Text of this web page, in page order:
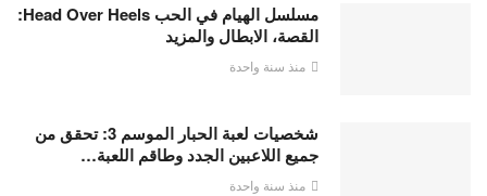
مسلسل الهيام في الحب Head Over Heels:
القصة، الابطال والمزيد
منذ سنة واحدة
شخصيات لعبة الحبار الموسم 3: تحقق من
جميع اللاعبين الجدد وطاقم اللعبة…
منذ سنة واحدة